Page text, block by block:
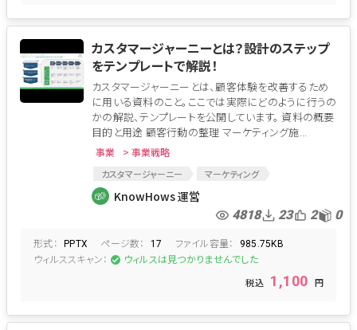
カスタマージャーニーとは？設計のステップ
をテンプレートで解説！
カスタマージャーニーとは、顧客体験を改善するため
に用いる資料のこと。ここでは実際にどのように行うの
かの解説、テンプレートを公開しています。 資料の概要
目的と用途 顧客行動の整理 マーケティング施...
事業 > 事業戦略
カスタマージャーニー
マーケティング
顧客満足度
顧客行動
店頭施策
KnowHows 運営
4818 23 2 0
形式： PPTX ページ数： 17 ファイル容量： 985.75KB
ウィルススキャン： ウィルスは見つかりませんでした
1,100